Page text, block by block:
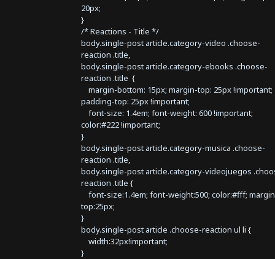
20px;
}
/* Reactions - Title */
body.single-post article.category-video .choose-
reaction .title,
body.single-post article.category-ebooks .choose-
reaction .title {
margin-bottom: 15px; margin-top: 25px !important;
padding-top: 25px !important;
font-size: 1.4em; font-weight: 600 !important;
color:#222 !important;
}
body.single-post article.category-musica .choose-
reaction .title,
body.single-post article.category-videojuegos
reaction .title {
font-size:1.4em; font-weight:500; color:#fff;
top:25px;
}
body.single-post article .choose-reaction ul li {
width:32px!important;
}